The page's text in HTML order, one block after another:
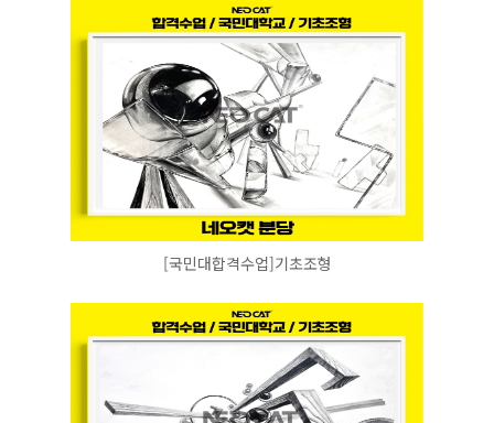
[국민대합격수업]기초조형